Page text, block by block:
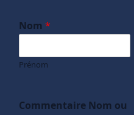
Nom *
Prénom
Commentaire Nom ou